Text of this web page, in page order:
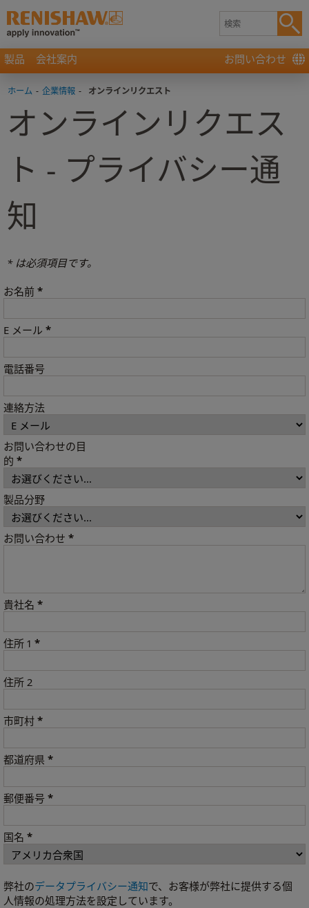
製品 会社案内 お問い合わせ
ホーム - 企業情報 - オンラインリクエスト
オンラインリクエス
ト - プライバシー通
知
* は必須項目です。
お名前 *
E メール *
電話番号
連絡方法
お問い合わせの目
的 *
製品分野
お問い合わせ *
貴社名 *
住所 1 *
住所 2
市町村 *
都道府県 *
郵便番号 *
国名 *
弊社のデータプライバシー通知で、お客様が弊社に提供する個
人情報の処理方法を設定しています。